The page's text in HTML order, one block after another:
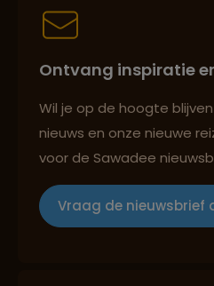
Persoonlijk en
Reizen met oog voor
Ontvang inspiratie
Wil je op de hoogte
nieuws en onze nieuwe
voor de Sawadee
Vraag de nieuwsbrief